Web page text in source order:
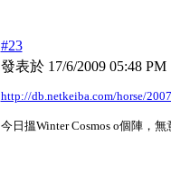
#23
發表於 17/6/2009 05:48 PM
http://db.netkeiba.com/horse/
今日搵Winter Cosmos o個陣，